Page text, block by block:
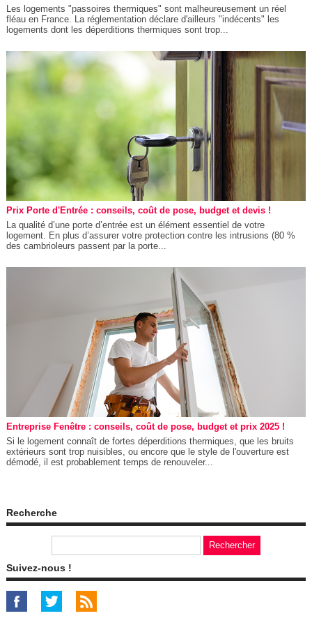
Les logements "passoires thermiques" sont malheureusement un réel
fléau en France. La réglementation déclare d'ailleurs "indécents" les
logements dont les déperditions thermiques sont trop...
Prix Porte d'Entrée : conseils, coût de pose, budget et devis !
La qualité d’une porte d’entrée est un élément essentiel de votre
logement. En plus d’assurer votre protection contre les intrusions (80 %
des cambrioleurs passent par la porte...
Entreprise Fenêtre : conseils, coût de pose, budget et prix 2025 !
Si le logement connaît de fortes déperditions thermiques, que les bruits
extérieurs sont trop nuisibles, ou encore que le style de l'ouverture est
démodé, il est probablement temps de renouveler...
Recherche
Suivez-nous !